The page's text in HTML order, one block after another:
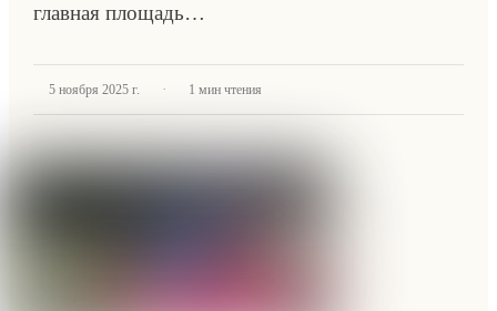
главная площадь…
5 ноября 2025 г. · 1 мин чтения